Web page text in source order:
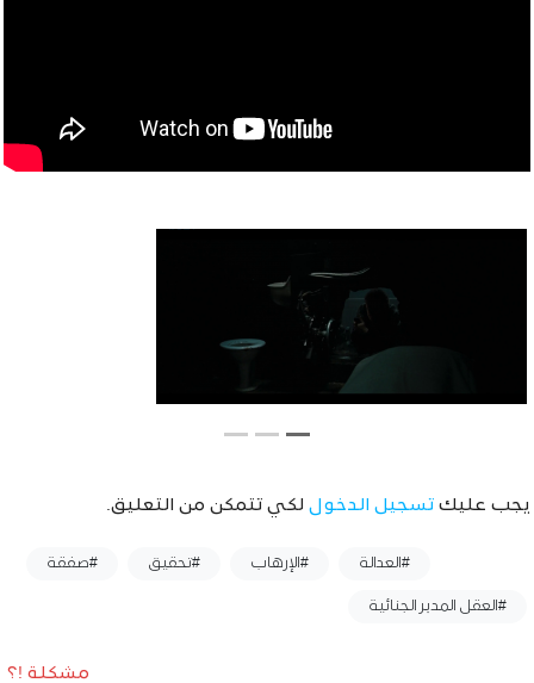
يجب عليك تسجيل الدخول لكي تتمكن من التعليق.
#العدالة #الإرهاب #تحقيق #صفقة
#العقل المدبر الجنائية
مشكلة !؟